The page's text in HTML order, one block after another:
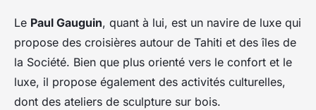
Le Paul Gauguin, quant à lui, est un navire de luxe qui
propose des croisières autour de Tahiti et des îles de
la Société. Bien que plus orienté vers le confort et le
luxe, il propose également des activités culturelles,
dont des ateliers de sculpture sur bois.